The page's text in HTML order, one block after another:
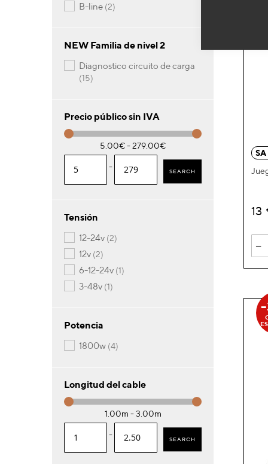
13
-
b-line 2artículos
NEW Familia de nivel 2
diagnostico circuito de carga
15artículos
Precio público sin IVA
5.00€ - 279.00€
- SEARCH
Tensión
12-24v 2artículos
12v 2artículos
6-12-24v 1artículo
3-48v 1artículo
Potencia
1800w 4artículos
Longitud del cable
1.00m - 3.00m
- SEARCH